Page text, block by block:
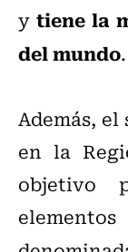
ytiene la
del mundo.
Además,
en la
objetivo